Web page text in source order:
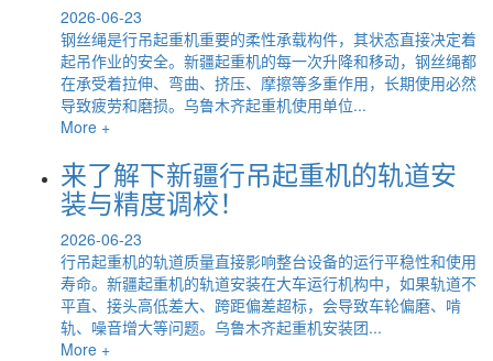
2026-06-23
钢丝绳是行吊起重机重要的柔性承载构件，其状态直接决定着
起吊作业的安全。新疆起重机的每一次升降和移动，钢丝绳都
在承受着拉伸、弯曲、挤压、摩擦等多重作用，长期使用必然
导致疲劳和磨损。乌鲁木齐起重机使用单位...
More +
来了解下新疆行吊起重机的轨道安
装与精度调校！
2026-06-23
行吊起重机的轨道质量直接影响整台设备的运行平稳性和使用
寿命。新疆起重机的轨道安装在大车运行机构中，如果轨道不
平直、接头高低差大、跨距偏差超标，会导致车轮偏磨、啃
轨、噪音增大等问题。乌鲁木齐起重机安装团...
More +